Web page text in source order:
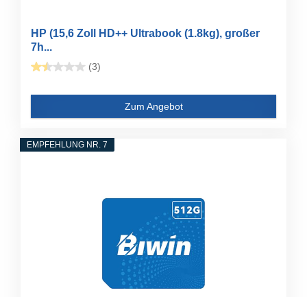
HP (15,6 Zoll HD++ Ultrabook (1.8kg), großer
7h...
(3)
Zum Angebot
EMPFEHLUNG NR. 7